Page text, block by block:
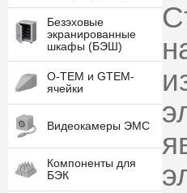
Безэховые
экранированные
шкафы (БЭШ)
O-TEM и GTEM-
ячейки
Видеокамеры ЭМС
Компоненты для
БЭК